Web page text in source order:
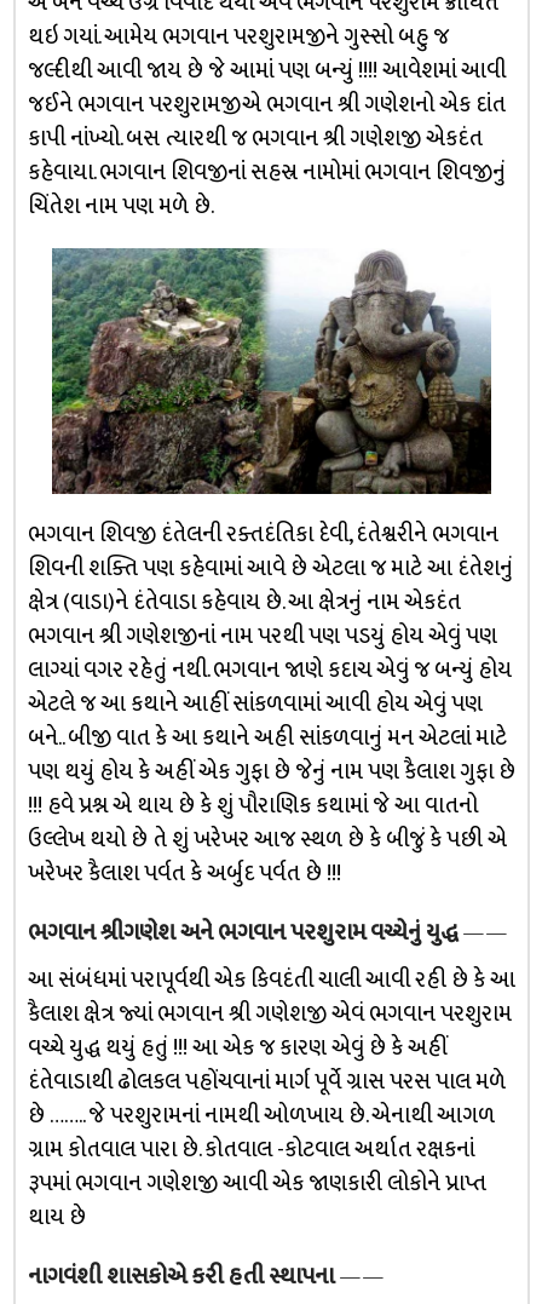
થઇ ગયાં. આમેય ભગવાન પરશુરામજીને ગુસ્સો બહુ જ
જલ્દીથી આવી જાય છે જે આમાં પણ બન્યું !!!! આવેશમાં આવી
જઈને ભગવાન પરશુરામજીએ ભગવાન શ્રી ગણેશનો એક દાંત
કાપી નાંખ્યો. બસ ત્યારથી જ ભગવાન શ્રી ગણેશજી એકદંત
કહેવાયા. ભગવાન શિવજીનાં સહસ્ર નામોમાં ભગવાન શિવજીનું
ચિંતેશ નામ પણ મળે છે.
ભગવાન શિવજી દંતેલની રક્તદંતિકા દેવી, દંતેશ્વરીને ભગવાન
શિવની શક્તિ પણ કહેવામાં આવે છે એટલા જ માટે આ દંતેશનું
ક્ષેત્ર (વાડા)ને દંતેવાડા કહેવાય છે. આ ક્ષેત્રનું નામ એકદંત
ભગવાન શ્રી ગણેશજીનાં નામ પરથી પણ પડયું હોય એવું પણ
લાગ્યાં વગર રહેતું નથી. ભગવાન જાણે કદાચ એવું જ બન્યું હોય
એટલે જ આ કથાને આહીં સાંકળવામાં આવી હોય એવું પણ
બને.. બીજી વાત કે આ કથાને અહી સાંકળવાનું મન એટલાં માટે
પણ થયું હોય કે અહીં એક ગુફા છે જેનું નામ પણ કૈલાશ ગુફા છે
!!! હવે પ્રશ્ન એ થાય છે કે શું પૌરાણિક કથામાં જે આ વાતનો
ઉલ્લેખ થયો છે તે શું ખરેખર આજ સ્થળ છે કે બીજું કે પછી એ
ખરેખર કૈલાશ પર્વત કે અર્બુદ પર્વત છે !!!
ભગવાન શ્રીગણેશ અને ભગવાન પરશુરામ વચ્ચેનું યુદ્ધ——
આ સંબંધમાં પરાપૂર્વથી એક કિવદંતી ચાલી આવી રહી છે કે આ
કૈલાશ ક્ષેત્ર જ્યાં ભગવાન શ્રી ગણેશજી એવં ભગવાન પરશુરામ
વચ્ચે યુદ્ધ થયું હતું !!! આ એક જ કારણ એવું છે કે અહીં
દંતેવાડાથી ઢોલકલ પહોંચવાનાં માર્ગ પૂર્વે ગ્રાસ પરસ પાલ મળે
છે …….. જે પરશુરામનાં નામથી ઓળખાય છે. એનાથી આગળ
ગ્રામ કોતવાલ પારા છે. કોતવાલ -કોટવાલ અર્થાત રક્ષકનાં
રૂપમાં ભગવાન ગણેશજી આવી એક જાણકારી લોકોને પ્રાપ્ત
થાય છે
નાગવંશી શાસકોએ કરી હતી સ્થાપના——